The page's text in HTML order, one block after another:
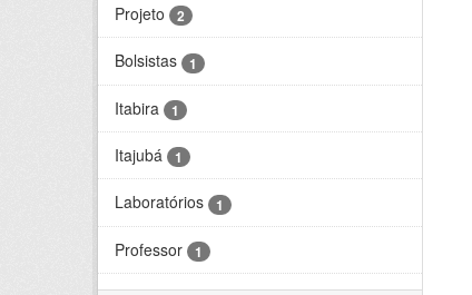
Projeto 2
Bolsistas 1
Itabira 1
Itajubá 1
Laboratórios 1
Professor 1